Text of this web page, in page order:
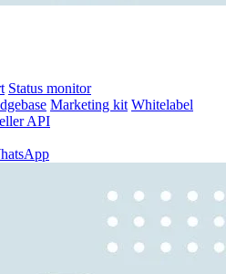
Status monitor
Marketing kit Whitelabel
API